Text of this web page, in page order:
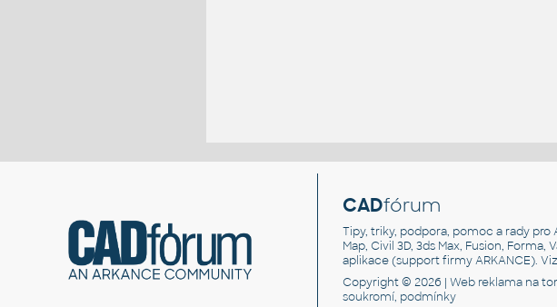
CADfórum
Tipy, triky, podpora, pomoc a rady pro
Map, Civil 3D, 3ds Max, Fusion,
aplikace (support firmy ARKANCE).
Copyright © 2026 |Web reklama na
soukromí, podmínky